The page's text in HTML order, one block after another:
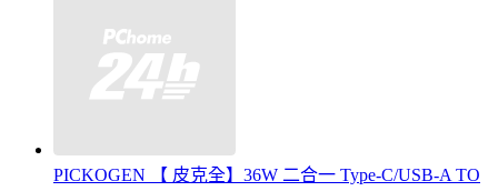
PICKOGEN 【 皮克全】36W 二合一 Type-C/USB-A TO